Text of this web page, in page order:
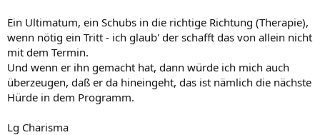
Ein Ultimatum, ein Schubs in die richtige Richtung (Therapie),
wenn nötig ein Tritt - ich glaub' der schafft das von allein nicht
mit dem Termin.
Und wenn er ihn gemacht hat, dann würde ich mich auch
überzeugen, daß er da hineingeht, das ist nämlich die nächste
Hürde in dem Programm.
Lg Charisma